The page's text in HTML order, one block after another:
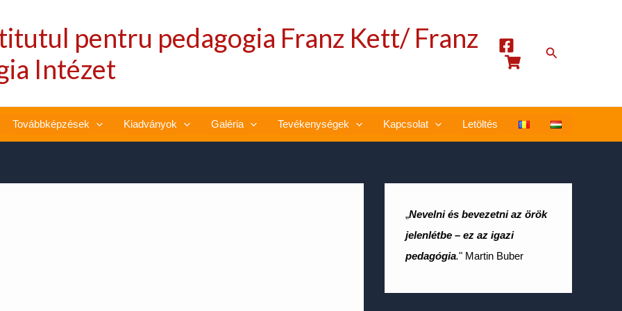
pentru pedagogia Franz Kett/ Franz
Intézet
Search
Továbbképzések Kiadványok Galéria Tevékenységek Kapcsolat Letöltés
„Nevelni és bevezetni az örök
jelenlétbe – ez az igazi
pedagógia." Martin Buber